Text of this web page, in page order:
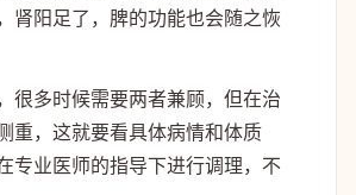
肾阳足了，脾的功能也会随之恢
很多时候需要两者兼顾，但在治
重，这就要看具体病情和体质
专业医师的指导下进行调理，不